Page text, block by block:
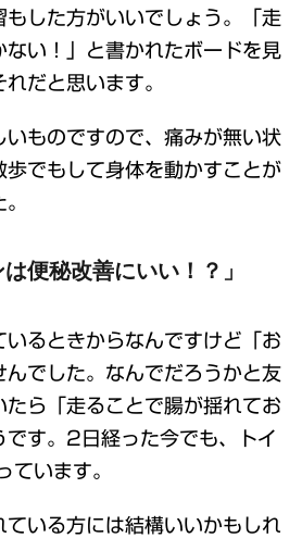
もした方がいいでしょう。「走
ない！」と書かれたボードを見
だと思います。
いものですので、痛みが無い状
歩でもして身体を動かすことが
便秘改善にいい！？」
いるときからなんですけど「お
んでした。なんでだろうかと友
たら「走ることで腸が揺れてお
です。2日経った今でも、トイ
ています。
いる方には結構いいかもしれ